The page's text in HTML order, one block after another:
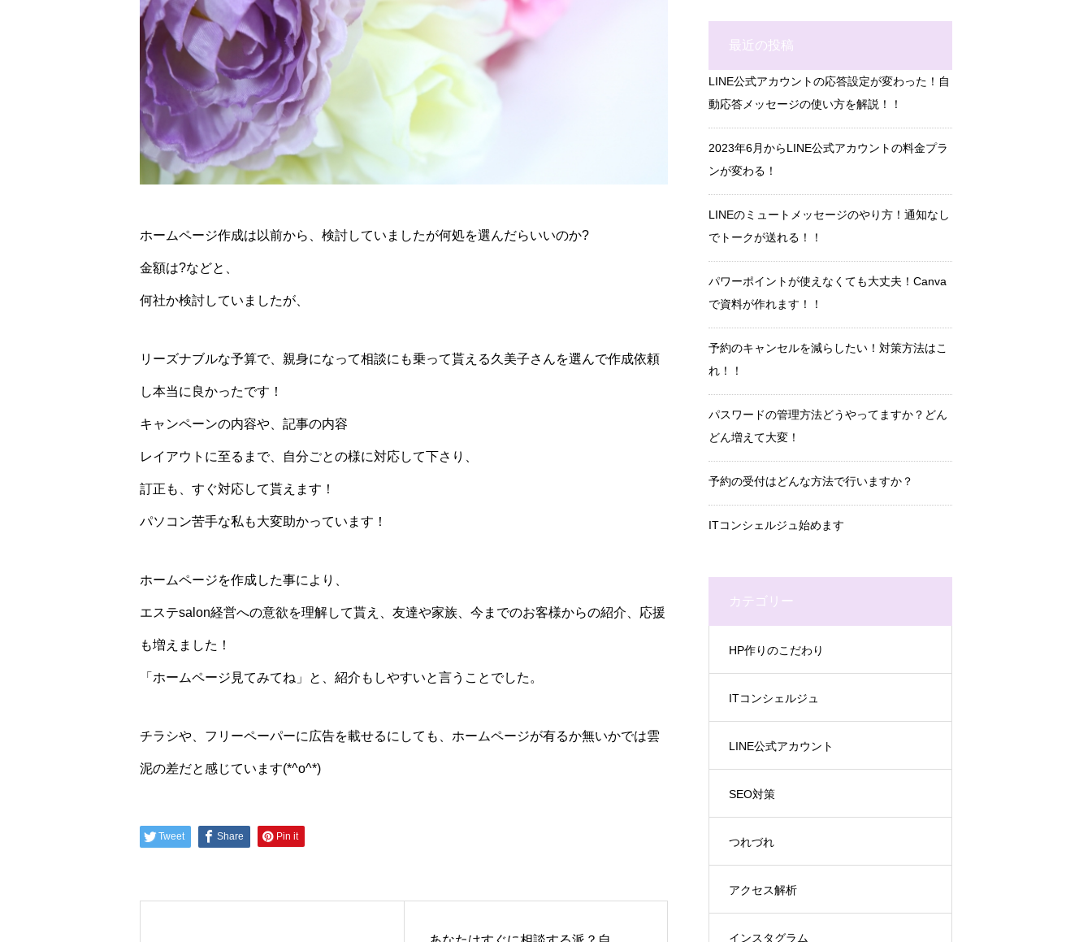
ホームページ作成は以前から、検討していましたが何処を選んだらいいのか?
金額は?などと、
何社か検討していましたが、
リーズナブルな予算で、親身になって相談にも乗って貰える久美子さんを選んで作成依頼
し本当に良かったです！
キャンペーンの内容や、記事の内容
レイアウトに至るまで、自分ごとの様に対応して下さり、
訂正も、すぐ対応して貰えます！
パソコン苦手な私も大変助かっています！
ホームページを作成した事により、
エステsalon経営への意欲を理解して貰え、友達や家族、今までのお客様からの紹介、応援
も増えました！
「ホームページ見てみてね」と、紹介もしやすいと言うことでした。
チラシや、フリーペーパーに広告を載せるにしても、ホームページが有るか無いかでは雲
泥の差だと感じています(*^o^*)
Tweet Share Pin it
最近の投稿
LINE公式アカウントの応答設定が変わった！自
動応答メッセージの使い方を解説！！
2023年6月からLINE公式アカウントの料金プラ
ンが変わる！
LINEのミュートメッセージのやり方！通知なし
でトークが送れる！！
パワーポイントが使えなくても大丈夫！Canva
で資料が作れます！！
予約のキャンセルを減らしたい！対策方法はこ
れ！！
パスワードの管理方法どうやってますか？どん
どん増えて大変！
予約の受付はどんな方法で行いますか？
ITコンシェルジュ始めます
カテゴリー
HP作りのこだわり
ITコンシェルジュ
LINE公式アカウント
SEO対策
つれづれ
アクセス解析
インスタグラム